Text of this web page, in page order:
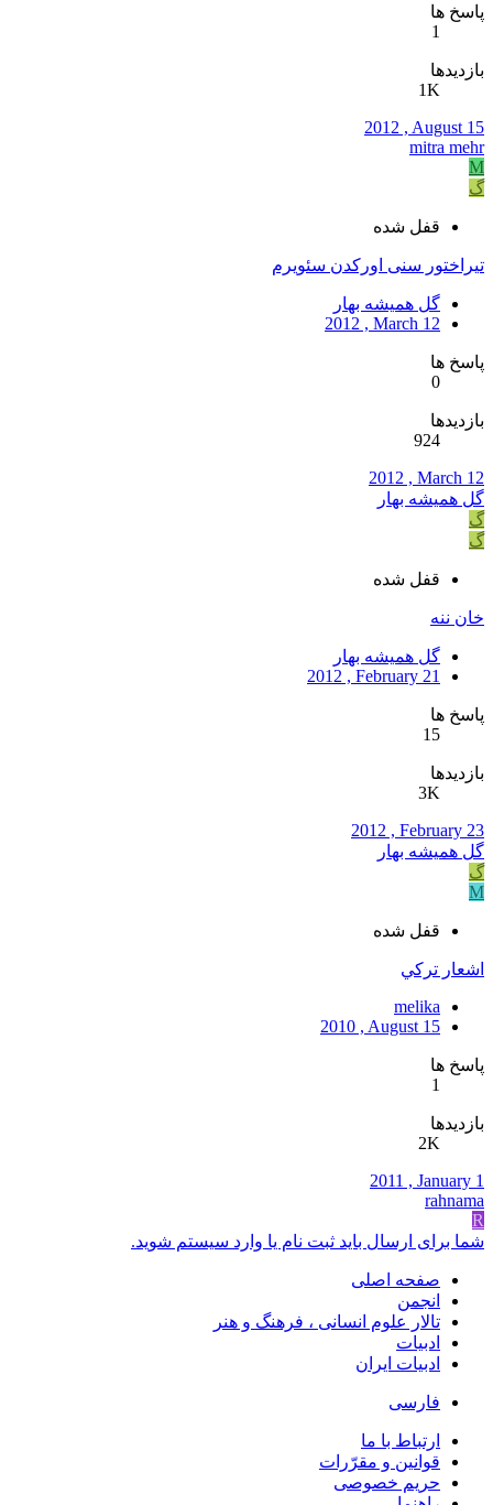
پاسخ ها
1
بازدیدها
1K
2012 , August 15
mitra mehr
M
گ
قفل شده
تیراختور سنی اورکدن سئویرم
گل همیشه بهار
2012 , March 12
پاسخ ها
0
بازدیدها
924
2012 , March 12
گل همیشه بهار
گ
گ
قفل شده
خان ننه
گل همیشه بهار
2012 , February 21
پاسخ ها
15
بازدیدها
3K
2012 , February 23
گل همیشه بهار
گ
M
قفل شده
اشعار تركي
melika
2010 , August 15
پاسخ ها
1
بازدیدها
2K
2011 , January 1
rahnama
R
شما برای ارسال باید ثبت نام یا وارد سیستم شوید.
صفحه اصلی
انجمن
تالار علوم انسانی ، فرهنگ و هنر
ادبيات
ادبیات ایران
فارسی
ارتباط با ما
قوانین و مقرّرات
حریم خصوصی